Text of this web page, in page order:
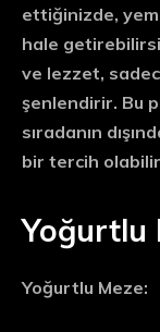
ettiğinizde,
hale
ve lezzet,
şenlendirir. Bu
sıradanın
bir tercih
Yoğurtlu
Yoğurtlu Meze: